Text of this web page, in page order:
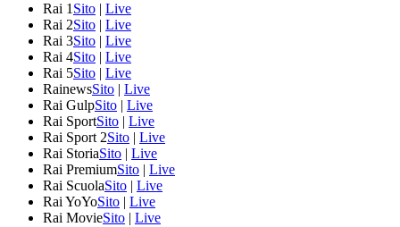
Rai 1 Sito | Live
Rai 2Sito | Live
Rai 3Sito | Live
Rai 4Sito | Live
Rai 5Sito | Live
RainewsSito | Live
Rai GulpSito | Live
Rai SportSito | Live
Rai Sport 2Sito | Live
Rai StoriaSito | Live
Rai PremiumSito | Live
Rai ScuolaSito | Live
Rai YoYoSito | Live
Rai MovieSito | Live